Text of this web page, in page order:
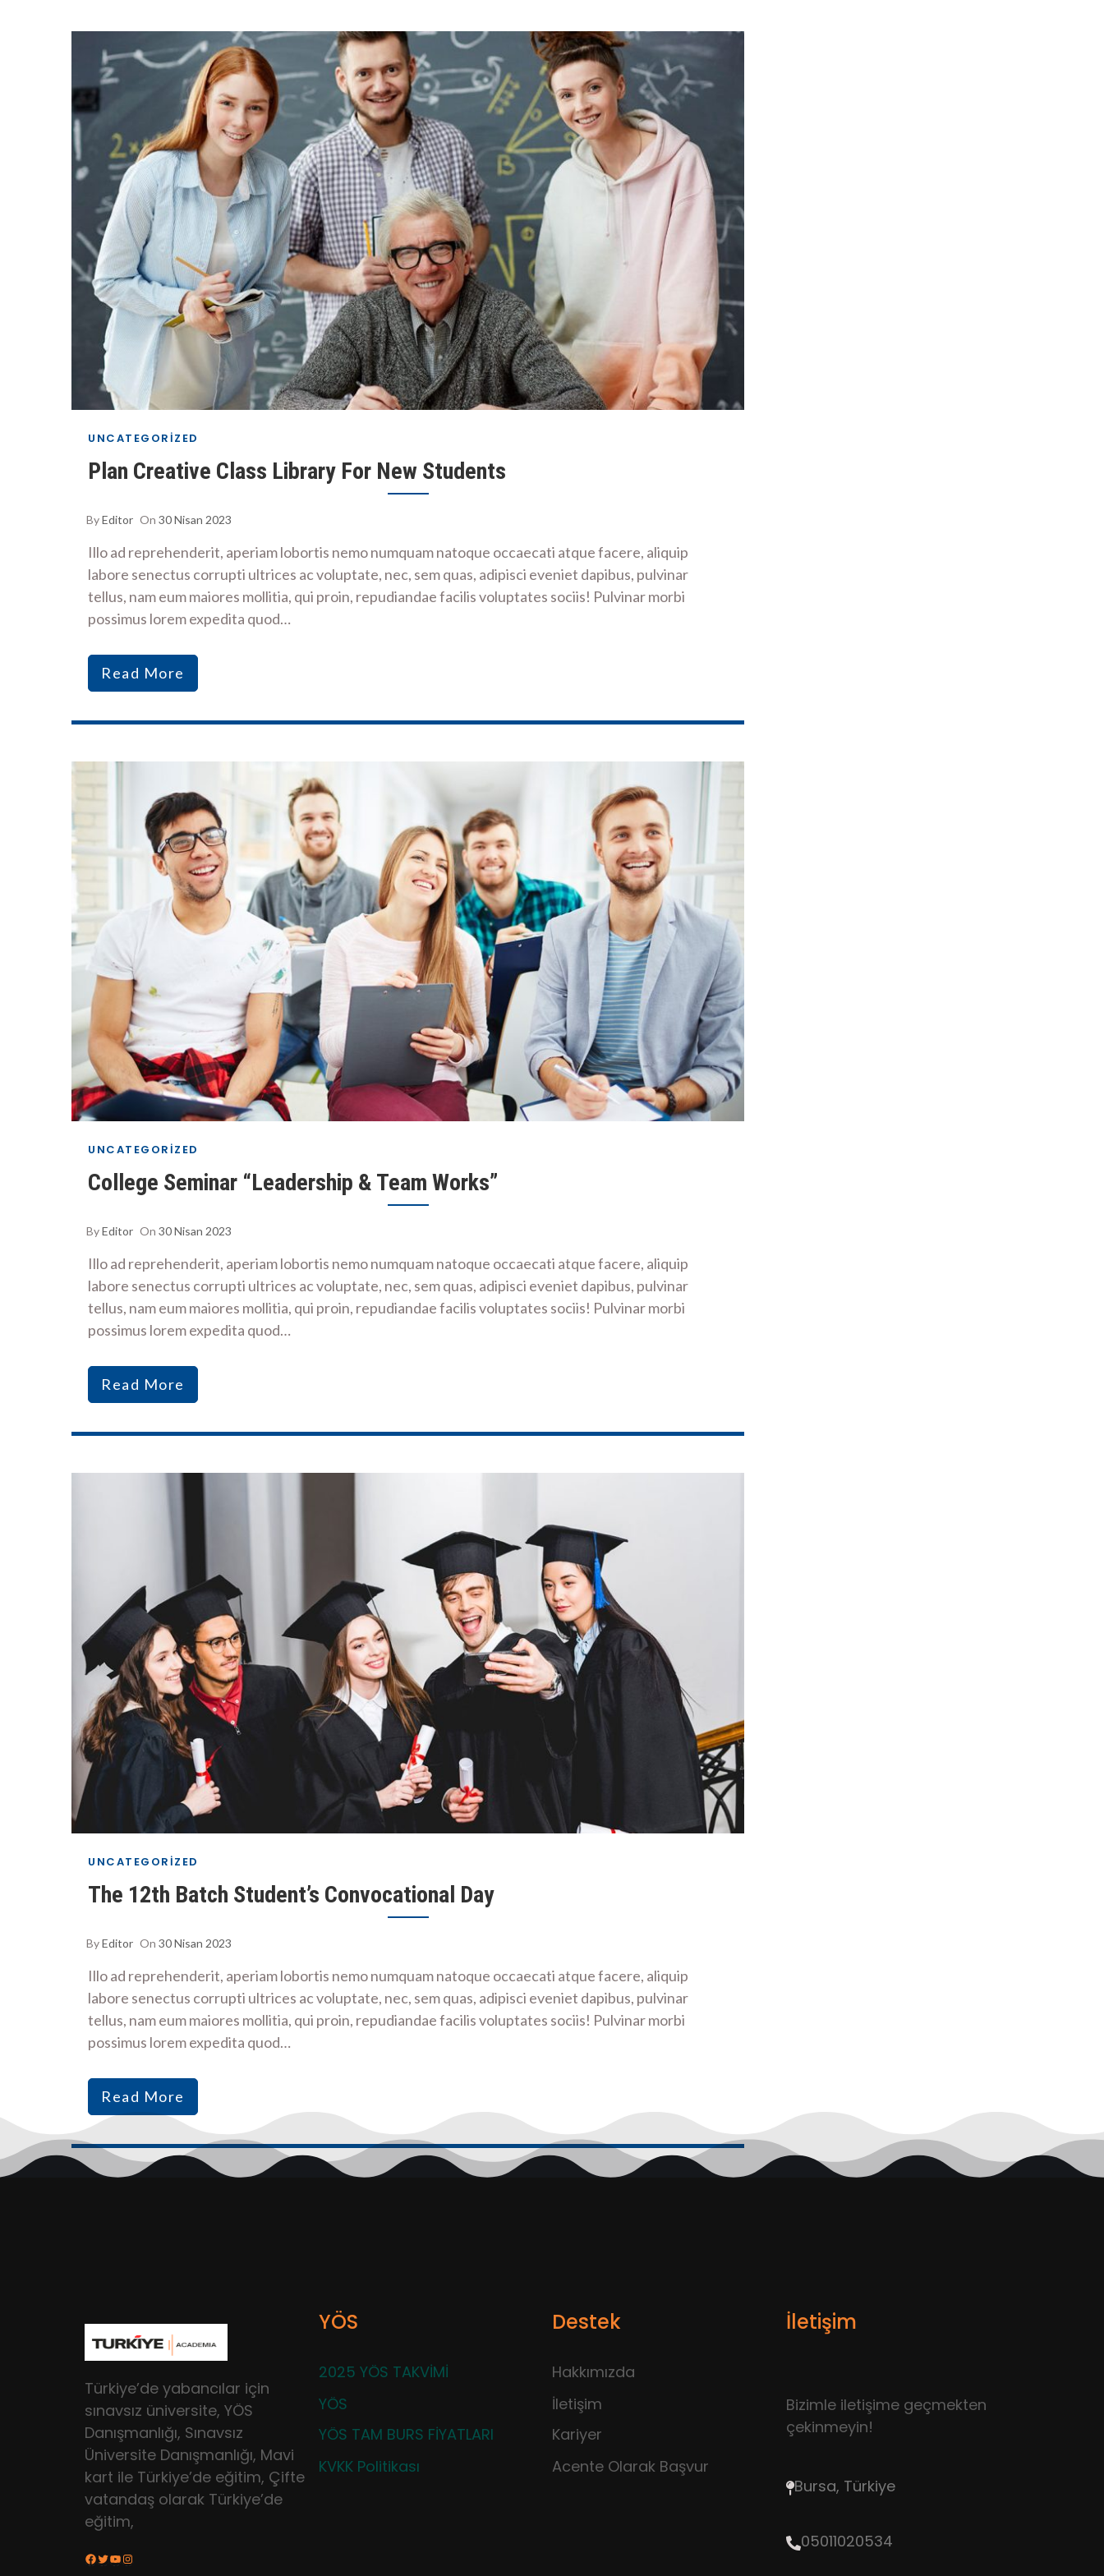
UNCATEGORIZED
Plan Creative Class Library For New Students
ByEditor On 30 Nisan 2023
Illo ad reprehenderit, aperiam lobortis nemo numquam natoque occaecati atque facere, aliquip
labore senectus corrupti ultrices ac voluptate, nec, sem quas, adipisci eveniet dapibus, pulvinar
tellus, nam eum maiores mollitia, qui proin, repudiandae facilis voluptates sociis! Pulvinar morbi
possimus lorem expedita quod…
Read More
UNCATEGORIZED
College Seminar “Leadership & Team Works”
ByEditor On 30 Nisan 2023
Illo ad reprehenderit, aperiam lobortis nemo numquam natoque occaecati atque facere, aliquip
labore senectus corrupti ultrices ac voluptate, nec, sem quas, adipisci eveniet dapibus, pulvinar
tellus, nam eum maiores mollitia, qui proin, repudiandae facilis voluptates sociis! Pulvinar morbi
possimus lorem expedita quod…
Read More
UNCATEGORIZED
The 12th Batch Student’s Convocational Day
ByEditor On 30 Nisan 2023
Illo ad reprehenderit, aperiam lobortis nemo numquam natoque occaecati atque facere, aliquip
labore senectus corrupti ultrices ac voluptate, nec, sem quas, adipisci eveniet dapibus, pulvinar
tellus, nam eum maiores mollitia, qui proin, repudiandae facilis voluptates sociis! Pulvinar morbi
possimus lorem expedita quod…
Read More
Türkiye’de yabancılar için
sınavsız üniversite, YÖS
Danışmanlığı, Sınavsız
Üniversite Danışmanlığı, Mavi
kart ile Türkiye’de eğitim, Çifte
vatandaş olarak Türkiye’de
eğitim,
Facebook Twitter YouTube Instagram
YÖS
2025 YÖS TAKVİMİ
YÖS
YÖS TAM BURS FİYATLARI
KVKK Politikası
Destek
Hakkımızda
İletişim
Kariyer
Acente Olarak Başvur
İletişim
Bizimle iletişime geçmekten
çekinmeyin!
Bursa, Türkiye
05011020534